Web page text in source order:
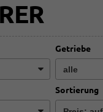
Getriebe
Sortierung